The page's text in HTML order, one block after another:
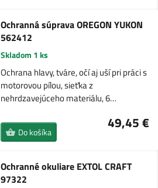
Ochranná súprava OREGON YUKON
562412
Skladom 1 ks
Ochrana hlavy, tváre, očí aj uší pri práci s
motorovou pílou, sieťka z
nehrdzavejúceho materiálu, 6…
49,45 €
Do košíka
Ochranné okuliare EXTOL CRAFT
97322